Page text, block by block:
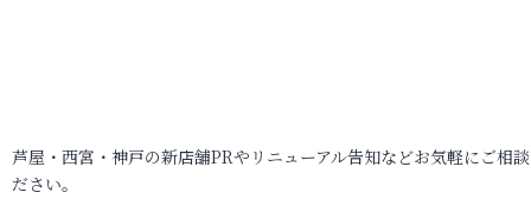
芦屋・西宮・神戸の新店舗PRやリニューアル告知などお気軽にご相
ださい。